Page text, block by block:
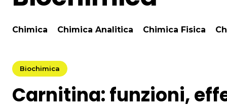
Chimica Chimica Analitica Chimica Fisica
Biochimica
Carnitina: funzioni,